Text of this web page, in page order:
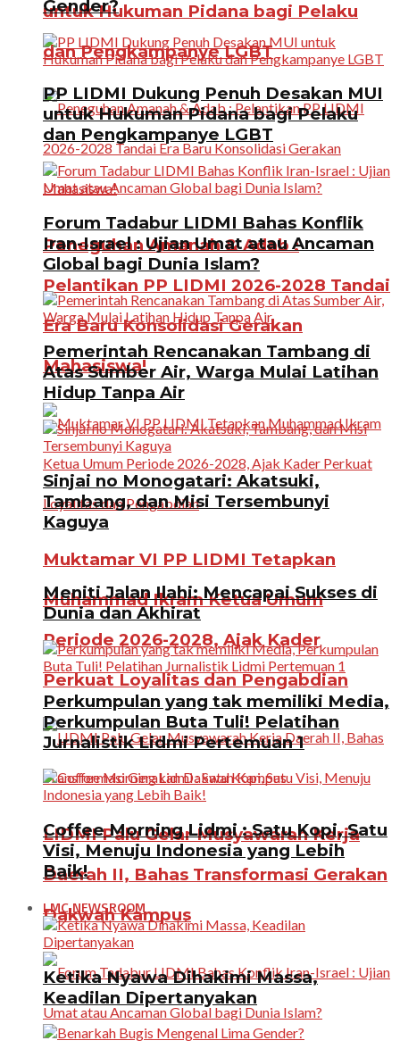
untuk Hukuman Pidana bagi Pelaku
dan Pengkampanye LGBT
Peneguhan Amanah & Adab :
Pelantikan PP LIDMI 2026-2028 Tandai
Era Baru Konsolidasi Gerakan
Mahasiswa!
Muktamar VI PP LIDMI Tetapkan
Muhammad Ikram Ketua Umum
Periode 2026-2028, Ajak Kader
Perkuat Loyalitas dan Pengabdian
LIDMI Palu Gelar Musyawarah Kerja
Daerah II, Bahas Transformasi Gerakan
Dakwah Kampus
Gender?
PP LIDMI Dukung Penuh Desakan MUI
untuk Hukuman Pidana bagi Pelaku
dan Pengkampanye LGBT
Forum Tadabur LIDMI Bahas Konflik
Iran-Israel : Ujian Umat atau Ancaman
Global bagi Dunia Islam?
Pemerintah Rencanakan Tambang di
Atas Sumber Air, Warga Mulai Latihan
Hidup Tanpa Air
Sinjai no Monogatari: Akatsuki,
Tambang, dan Misi Tersembunyi
Kaguya
Meniti Jalan Ilahi: Mencapai Sukses di
Dunia dan Akhirat
Perkumpulan yang tak memiliki Media,
Perkumpulan Buta Tuli! Pelatihan
Jurnalistik Lidmi Pertemuan 1
Coffee Morning Lidmi : Satu Kopi, Satu
Visi, Menuju Indonesia yang Lebih
Baik!
LMC NEWSROOM
Ketika Nyawa Dihakimi Massa,
Keadilan Dipertanyakan